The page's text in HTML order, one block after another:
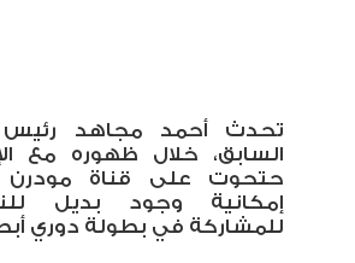
تحدث أحمد مجاهد رئيس
السابق، خلال ظهوره مع
حتحوت على قناة
إمكانية وجود بديل
للمشاركة في بطولة دوري